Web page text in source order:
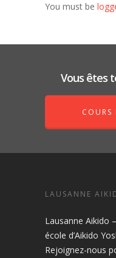
You must be
Vous êtes
COURS
LAUSANNE
Lausanne Aikido
école d’Aikido
Rejoignez-nous